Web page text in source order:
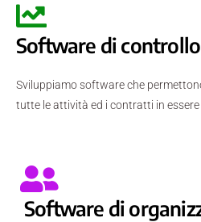
Software di
Sviluppiamo software che
tutte le attività ed i contratti in essere
Software di